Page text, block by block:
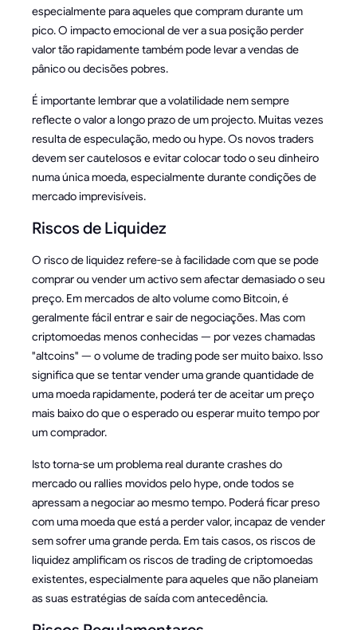
especialmente para aqueles que compram durante um
pico. O impacto emocional de ver a sua posição perder
valor tão rapidamente também pode levar a vendas de
pânico ou decisões pobres.
É importante lembrar que a volatilidade nem sempre
reflecte o valor a longo prazo de um projecto. Muitas vezes
resulta de especulação, medo ou hype. Os novos traders
devem ser cautelosos e evitar colocar todo o seu dinheiro
numa única moeda, especialmente durante condições de
mercado imprevisíveis.
Riscos de Liquidez
O risco de liquidez refere-se à facilidade com que se pode
comprar ou vender um activo sem afectar demasiado o seu
preço. Em mercados de alto volume como Bitcoin, é
geralmente fácil entrar e sair de negociações. Mas com
criptomoedas menos conhecidas — por vezes chamadas
"altcoins" — o volume de trading pode ser muito baixo. Isso
significa que se tentar vender uma grande quantidade de
uma moeda rapidamente, poderá ter de aceitar um preço
mais baixo do que o esperado ou esperar muito tempo por
um comprador.
Isto torna-se um problema real durante crashes do
mercado ou rallies movidos pelo hype, onde todos se
apressam a negociar ao mesmo tempo. Poderá ficar preso
com uma moeda que está a perder valor, incapaz de vender
sem sofrer uma grande perda. Em tais casos, os riscos de
liquidez amplificam os riscos de trading de criptomoedas
existentes, especialmente para aqueles que não planeiam
as suas estratégias de saída com antecedência.